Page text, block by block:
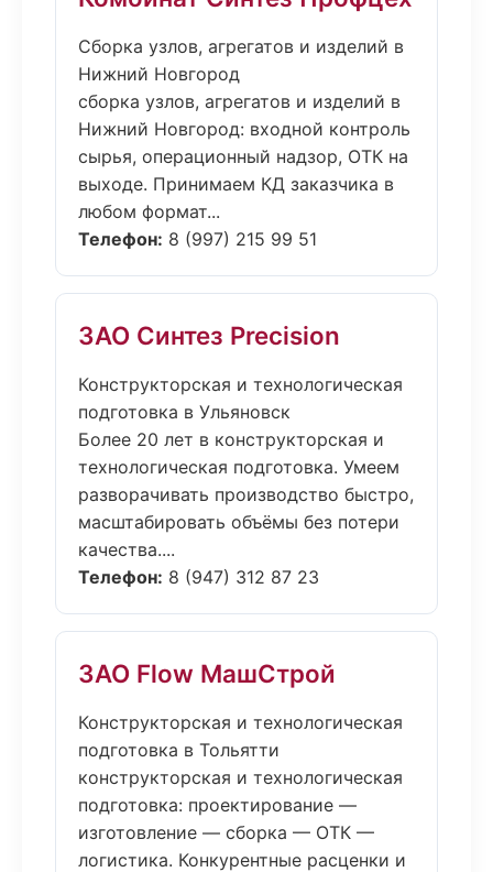
Сборка узлов, агрегатов и изделий в
Нижний Новгород
сборка узлов, агрегатов и изделий в
Нижний Новгород: входной контроль
сырья, операционный надзор, ОТК на
выходе. Принимаем КД заказчика в
любом формат...
Телефон: 8 (997) 215 99 51
ЗАО Синтез Precision
Конструкторская и технологическая
подготовка в Ульяновск
Более 20 лет в конструкторская и
технологическая подготовка. Умеем
разворачивать производство быстро,
масштабировать объёмы без потери
качества....
Телефон: 8 (947) 312 87 23
ЗАО Flow МашСтрой
Конструкторская и технологическая
подготовка в Тольятти
конструкторская и технологическая
подготовка: проектирование —
изготовление — сборка — ОТК —
логистика. Конкурентные расценки и